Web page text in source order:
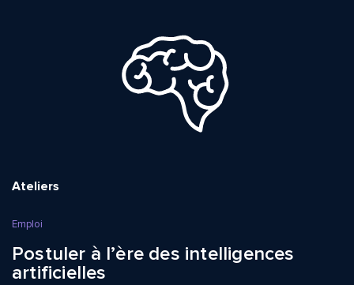
Ateliers
Emploi
Postuler à l’ère des intelligences
artificielles